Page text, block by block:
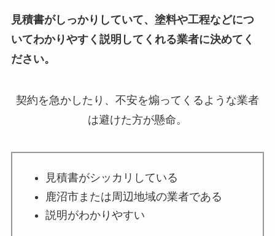
見積書がしっかりしていて、塗料や工程などにつ
いてわかりやすく説明してくれる業者に決めてく
ださい。
契約を急かしたり、不安を煽ってくるような業者
は避けた方が懸命。
見積書がシッカリしている
鹿沼市または周辺地域の業者である
説明がわかりやすい